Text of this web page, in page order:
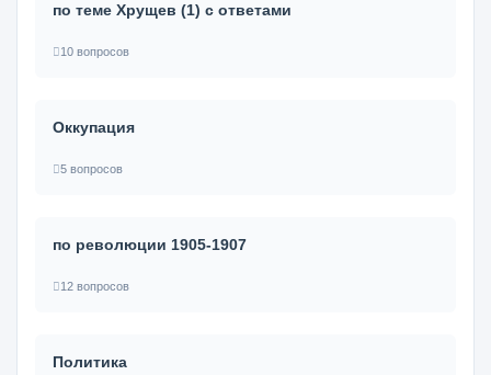
по теме Хрущев (1) с ответами
10 вопросов
Оккупация
5 вопросов
по революции 1905-1907
12 вопросов
Политика